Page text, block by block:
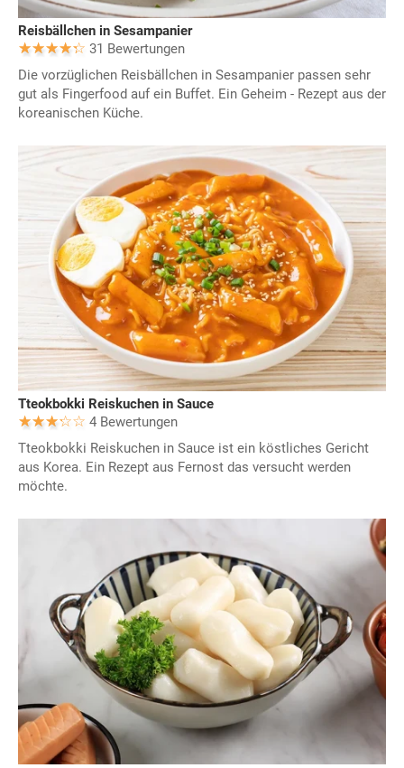
Reisbällchen in Sesampanier
31 Bewertungen
Die vorzüglichen Reisbällchen in Sesampanier passen sehr
gut als Fingerfood auf ein Buffet. Ein Geheim - Rezept aus der
koreanischen Küche.
Tteokbokki Reiskuchen in Sauce
4 Bewertungen
Tteokbokki Reiskuchen in Sauce ist ein köstliches Gericht
aus Korea. Ein Rezept aus Fernost das versucht werden
möchte.